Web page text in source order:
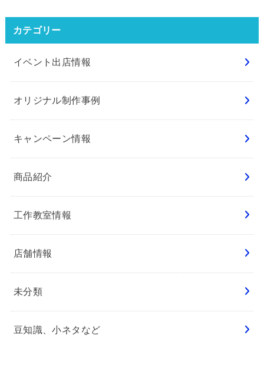
カテゴリー
イベント出店情報
オリジナル制作事例
キャンペーン情報
商品紹介
工作教室情報
店舗情報
未分類
豆知識、小ネタなど